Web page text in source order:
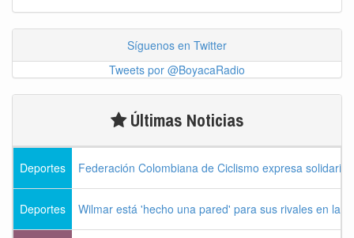
Síguenos en Twitter
Tweets por @BoyacaRadio
Últimas Noticias
Deportes Federación Colombiana de Ciclismo expresa
Deportes Wilmar está 'hecho una pared' para sus rivales en la